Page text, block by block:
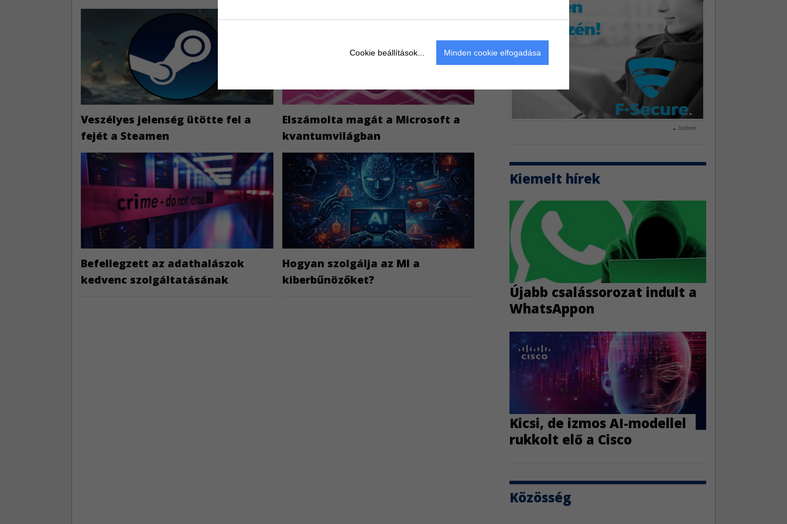
Veszélyes jelenség ütötte fel a
fejét a Steamen
Elszámolta magát a Microsoft a
kvantumvilágban
Befellegzett az adathalászok
kedvenc szolgáltatásának
Hogyan szolgálja az MI a
kiberbűnözőket?
hirdetés
Kiemelt hírek
Újabb csalássorozat indult a
WhatsAppon
Kicsi, de izmos AI-modellel
rukkolt elő a Cisco
Közösség
Cookie beállítások... Minden cookie elfogadása